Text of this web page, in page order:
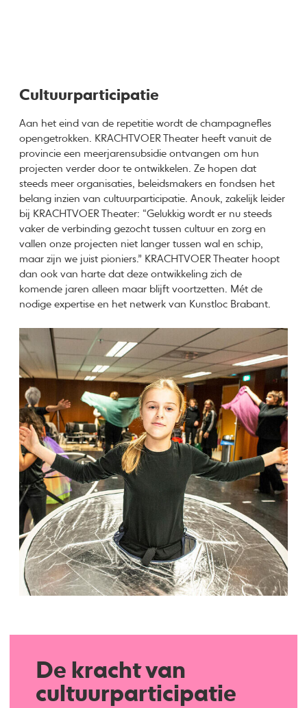
Cultuurparticipatie
Aan het eind van de repetitie wordt de champagnefles
opengetrokken. KRACHTVOER Theater heeft vanuit de
provincie een meerjarensubsidie ontvangen om hun
projecten verder door te ontwikkelen. Ze hopen dat
steeds meer organisaties, beleidsmakers en fondsen het
belang inzien van cultuurparticipatie. Anouk, zakelijk leider
bij KRACHTVOER Theater: “Gelukkig wordt er nu steeds
vaker de verbinding gezocht tussen cultuur en zorg en
vallen onze projecten niet langer tussen wal en schip,
maar zijn we juist pioniers.” KRACHTVOER Theater hoopt
dan ook van harte dat deze ontwikkeling zich de
komende jaren alleen maar blijft voortzetten. Mét de
nodige expertise en het netwerk van Kunstloc Brabant.
De kracht van
cultuurparticipatie